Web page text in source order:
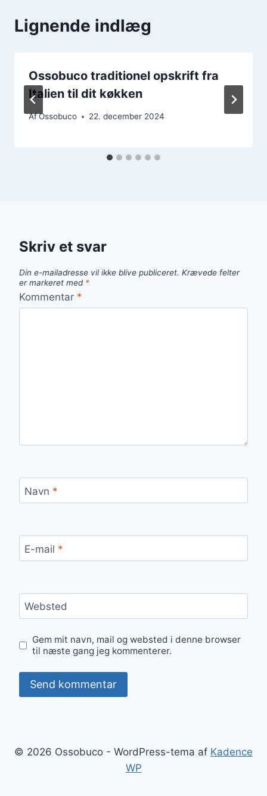
Lignende indlæg
Ossobuco traditionel opskrift fra
Italien til dit køkken
AfOssobuco 22. december 2024
Skriv et svar
Din e-mailadresse vil ikke blive publiceret. Krævede felter
er markeret med *
Kommentar *
Navn *
E-mail *
Websted
Gem mit navn, mail og websted i denne browser
til næste gang jeg kommenterer.
© 2026 Ossobuco - WordPress-tema af Kadence
WP